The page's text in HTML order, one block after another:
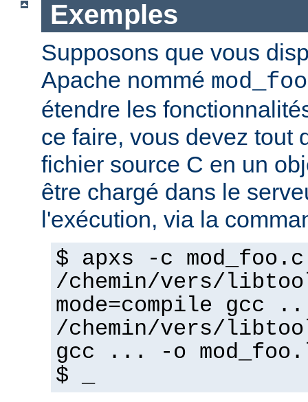
Exemples
Supposons que vous
Apache nommé
étendre les
ce faire, vous devez tout
fichier source C en un
être chargé dans le
l'exécution, via la
$ apxs -c mod_foo.c
/chemin/vers/
mode=compile gcc
/chemin/vers/
gcc ... -o
$ _